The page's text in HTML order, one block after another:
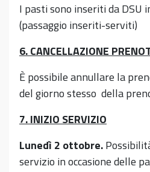
I pasti sono inseriti da DSU
(passaggio inseriti-serviti)
6. CANCELLAZIONE
È possibile annullare la
del giorno stesso della
7. INIZIO SERVIZIO
Lunedì 2 ottobre.
servizio in occasione delle